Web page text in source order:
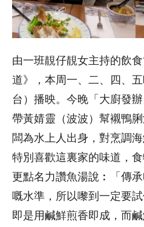
由一班靚仔靚女主持的飲
道》，本周一、二、四、
台）播映。今晚「大廚發
帶黃婧靈（波波）幫襯鴨
闆為水上人出身，對烹調
特別喜歡這裏家的味道，
更點名力讚魚湯說︰「傳
嘅水準，所以嚟到一定要試
即是用鹹鮮煎香即成，而